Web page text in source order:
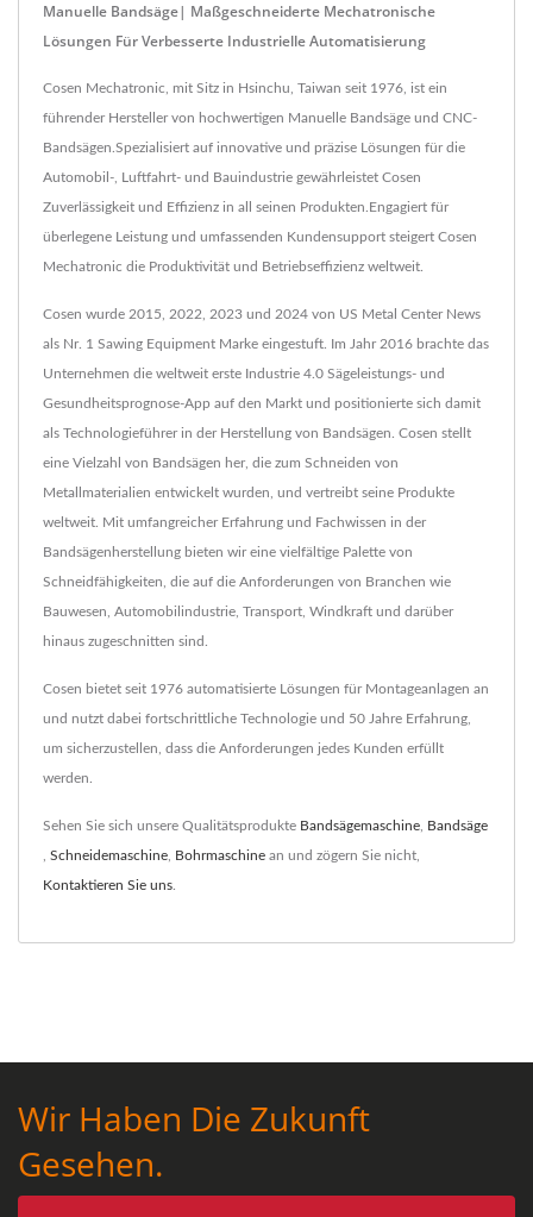
Manuelle Bandsäge| Maßgeschneiderte Mechatronische
Lösungen Für Verbesserte Industrielle Automatisierung
Cosen Mechatronic, mit Sitz in Hsinchu, Taiwan seit 1976, ist ein
führender Hersteller von hochwertigen Manuelle Bandsäge und CNC-
Bandsägen.Spezialisiert auf innovative und präzise Lösungen für die
Automobil-, Luftfahrt- und Bauindustrie gewährleistet Cosen
Zuverlässigkeit und Effizienz in all seinen Produkten.Engagiert für
überlegene Leistung und umfassenden Kundensupport steigert Cosen
Mechatronic die Produktivität und Betriebseffizienz weltweit.
Cosen wurde 2015, 2022, 2023 und 2024 von US Metal Center News
als Nr. 1 Sawing Equipment Marke eingestuft. Im Jahr 2016 brachte das
Unternehmen die weltweit erste Industrie 4.0 Sägeleistungs- und
Gesundheitsprognose-App auf den Markt und positionierte sich damit
als Technologieführer in der Herstellung von Bandsägen. Cosen stellt
eine Vielzahl von Bandsägen her, die zum Schneiden von
Metallmaterialien entwickelt wurden, und vertreibt seine Produkte
weltweit. Mit umfangreicher Erfahrung und Fachwissen in der
Bandsägenherstellung bieten wir eine vielfältige Palette von
Schneidfähigkeiten, die auf die Anforderungen von Branchen wie
Bauwesen, Automobilindustrie, Transport, Windkraft und darüber
hinaus zugeschnitten sind.
Cosen bietet seit 1976 automatisierte Lösungen für Montageanlagen an
und nutzt dabei fortschrittliche Technologie und 50 Jahre Erfahrung,
um sicherzustellen, dass die Anforderungen jedes Kunden erfüllt
werden.
Sehen Sie sich unsere Qualitätsprodukte Bandsägemaschine Bandsäge
Schneidemaschine Bohrmaschine an und zögern Sie nicht,
Kontaktieren Sie uns
Wir Haben Die Zukunft
Gesehen.